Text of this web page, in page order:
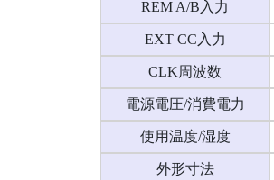
REM A/B入力
EXT CC入力
CLK周波数
電源電圧/消費電力
使用温度/湿度
外形寸法